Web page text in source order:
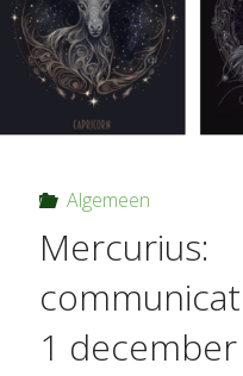
Algemeen
Mercurius:
1 december